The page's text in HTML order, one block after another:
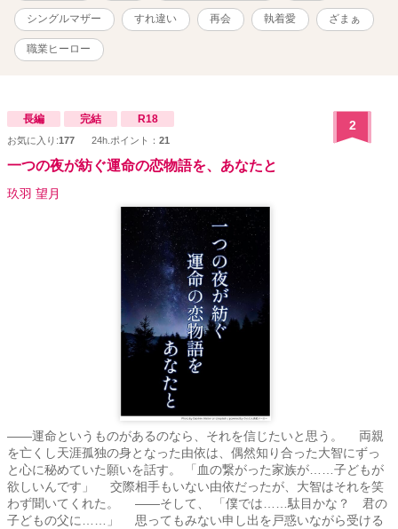
シングルマザー すれ違い 再会 執着愛 ざまぁ
職業ヒーロー
長編 完結 R18
お気に入り:177 24h.ポイント： 21
2
一つの夜が紡ぐ運命の恋物語を、あなたと
玖羽 望月
――運命というものがあるのなら、それを信じたいと思う。 両親
を亡くし天涯孤独の身となった由依は、偶然知り合った大智にずっ
と心に秘めていた願いを話す。 「血の繋がった家族が……子どもが
欲しいんです」 交際相手もいない由依だったが、大智はそれを笑
わず聞いてくれた。 ――そして、 「僕では……駄目かな？ 君の
子どもの父に……」 思ってもみない申し出を戸惑いながら受ける